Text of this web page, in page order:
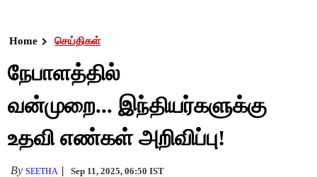
Home செய்திகள்
நேபாளத்தில்
வன்முறை... இந்தியர்களுக்கு
உதவி எண்கள் அறிவிப்பு!
BySEETHA Sep 11, 2025, 06:50 IST